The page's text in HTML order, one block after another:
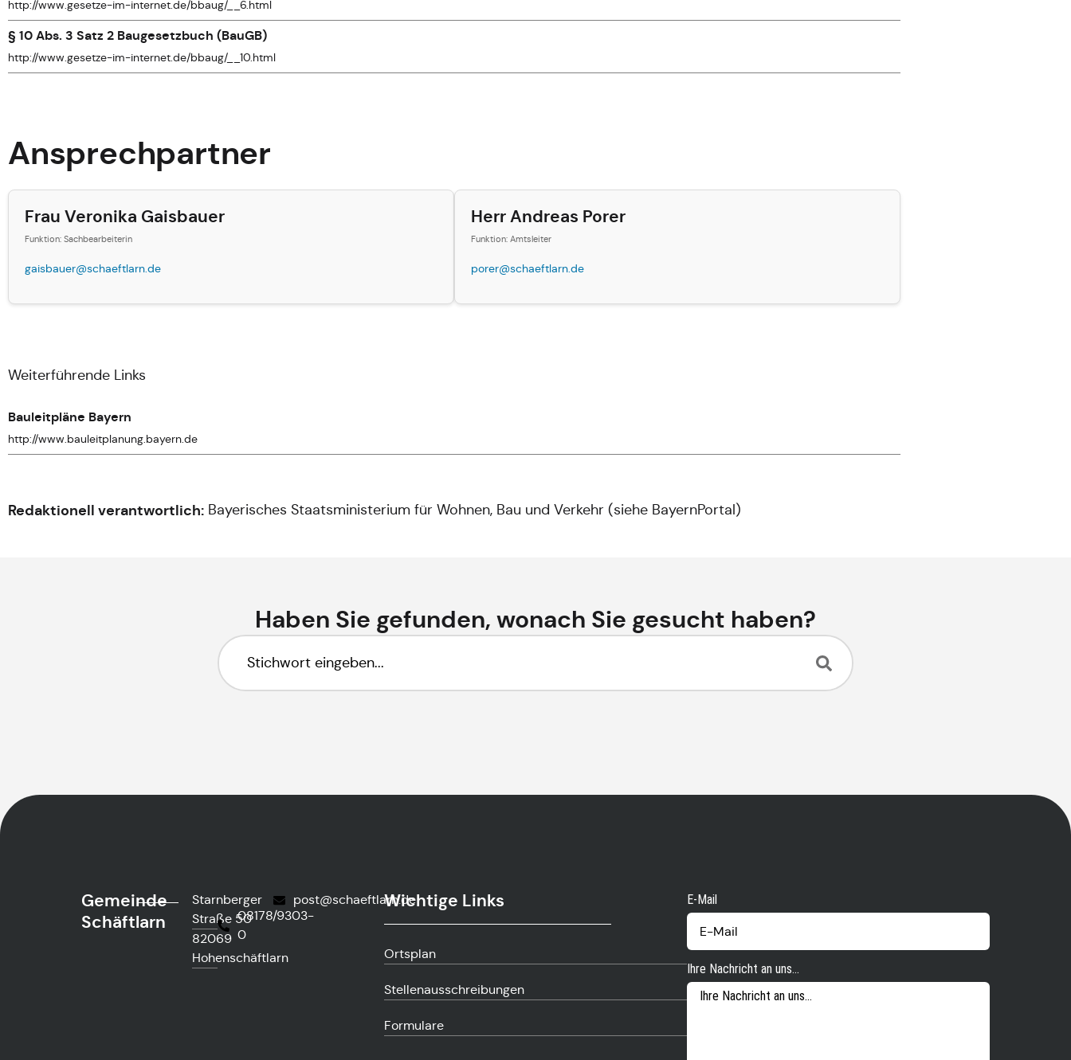
http://www.gesetze-im-internet.de/bbaug/__6.html
§ 10 Abs. 3 Satz 2 Baugesetzbuch (BauGB)
http://www.gesetze-im-internet.de/bbaug/__10.html
Ansprechpartner
Frau Veronika Gaisbauer
Funktion: Sachbearbeiterin
gaisbauer@schaeftlarn.de
Herr Andreas Porer
Funktion: Amtsleiter
porer@schaeftlarn.de
Weiterführende Links
Bauleitpläne Bayern
http://www.bauleitplanung.bayern.de
Redaktionell verantwortlich: Bayerisches Staatsministerium für Wohnen, Bau und Verkehr (siehe BayernPortal)
Haben Sie gefunden, wonach Sie gesucht haben?
Gemeinde
Schäftlarn
Starnberger
Straße 50
82069
Hohenschäftlarn
08178/9303-
0
post@schaeftlarn.deWichtige Links
Ortsplan
Stellenausschreibungen
Formulare
E-Mail
Ihre Nachricht an uns...